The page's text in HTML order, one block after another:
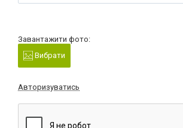
Завантажити фото:
Вибрати
Авторизуватись